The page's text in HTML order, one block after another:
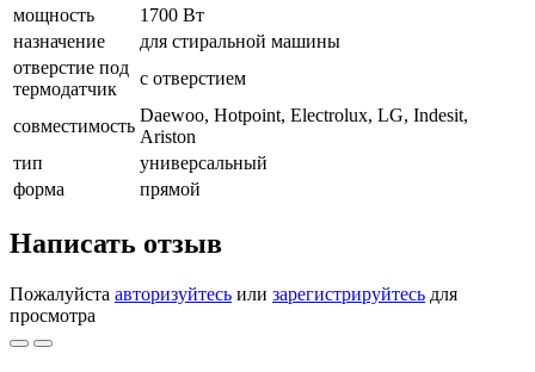
мощность
1700 Вт
назначение
для стиральной машины
отверстие под
термодатчик
с отверстием
совместимость
Daewoo, Hotpoint, Electrolux, LG, Indesit,
Ariston
тип
универсальный
форма
прямой
Написать отзыв
Пожалуйста авторизуйтесь или зарегистрируйтесь для
просмотра